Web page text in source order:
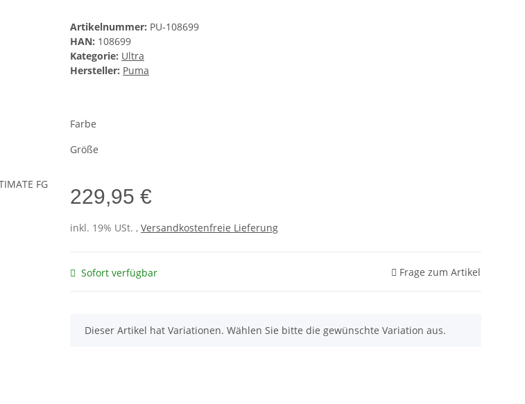
Artikelnummer: PU-108699
HAN: 108699
Kategorie: Ultra
Hersteller: Puma
Farbe
Größe
229,95 €
inkl. 19% USt. , Versandkostenfreie Lieferung
Sofort verfügbar Frage zum Artikel
x
Dieser Artikel hat Variationen. Wählen Sie bitte die gewünschte Variation aus.